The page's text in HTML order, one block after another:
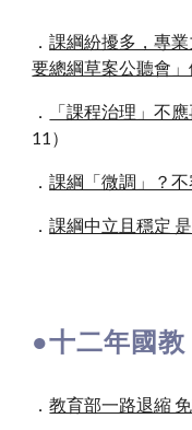
．課綱紛擾多，專
要總綱草案公聽會」
． 「課程治理」不
11）
．課綱「微調」？
．課綱中立且穩定
●十二年國教
．教育部一路退縮